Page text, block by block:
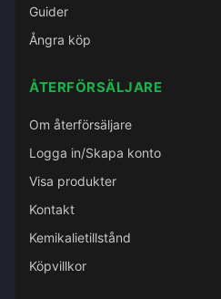
Guider
Ångra köp
ÅTERFÖRSÄLJARE
Om återförsäljare
Logga in/Skapa konto
Visa produkter
Kontakt
Kemikalietillstånd
Köpvillkor